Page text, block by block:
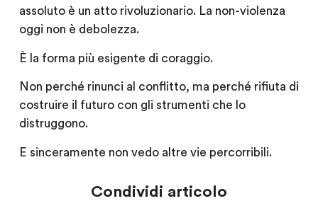
assoluto è un atto rivoluzionario. La non-violenza
oggi non è debolezza.
È la forma più esigente di coraggio.
Non perché rinunci al conflitto, ma perché rifiuta di
costruire il futuro con gli strumenti che lo
distruggono.
E sinceramente non vedo altre vie percorribili.
Condividi articolo